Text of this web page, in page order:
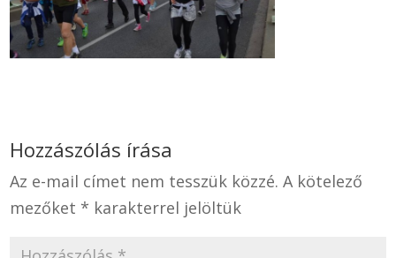
Hozzászólás írása
Az e-mail címet nem tesszük közzé. A kötelező
mezőket * karakterrel jelöltük